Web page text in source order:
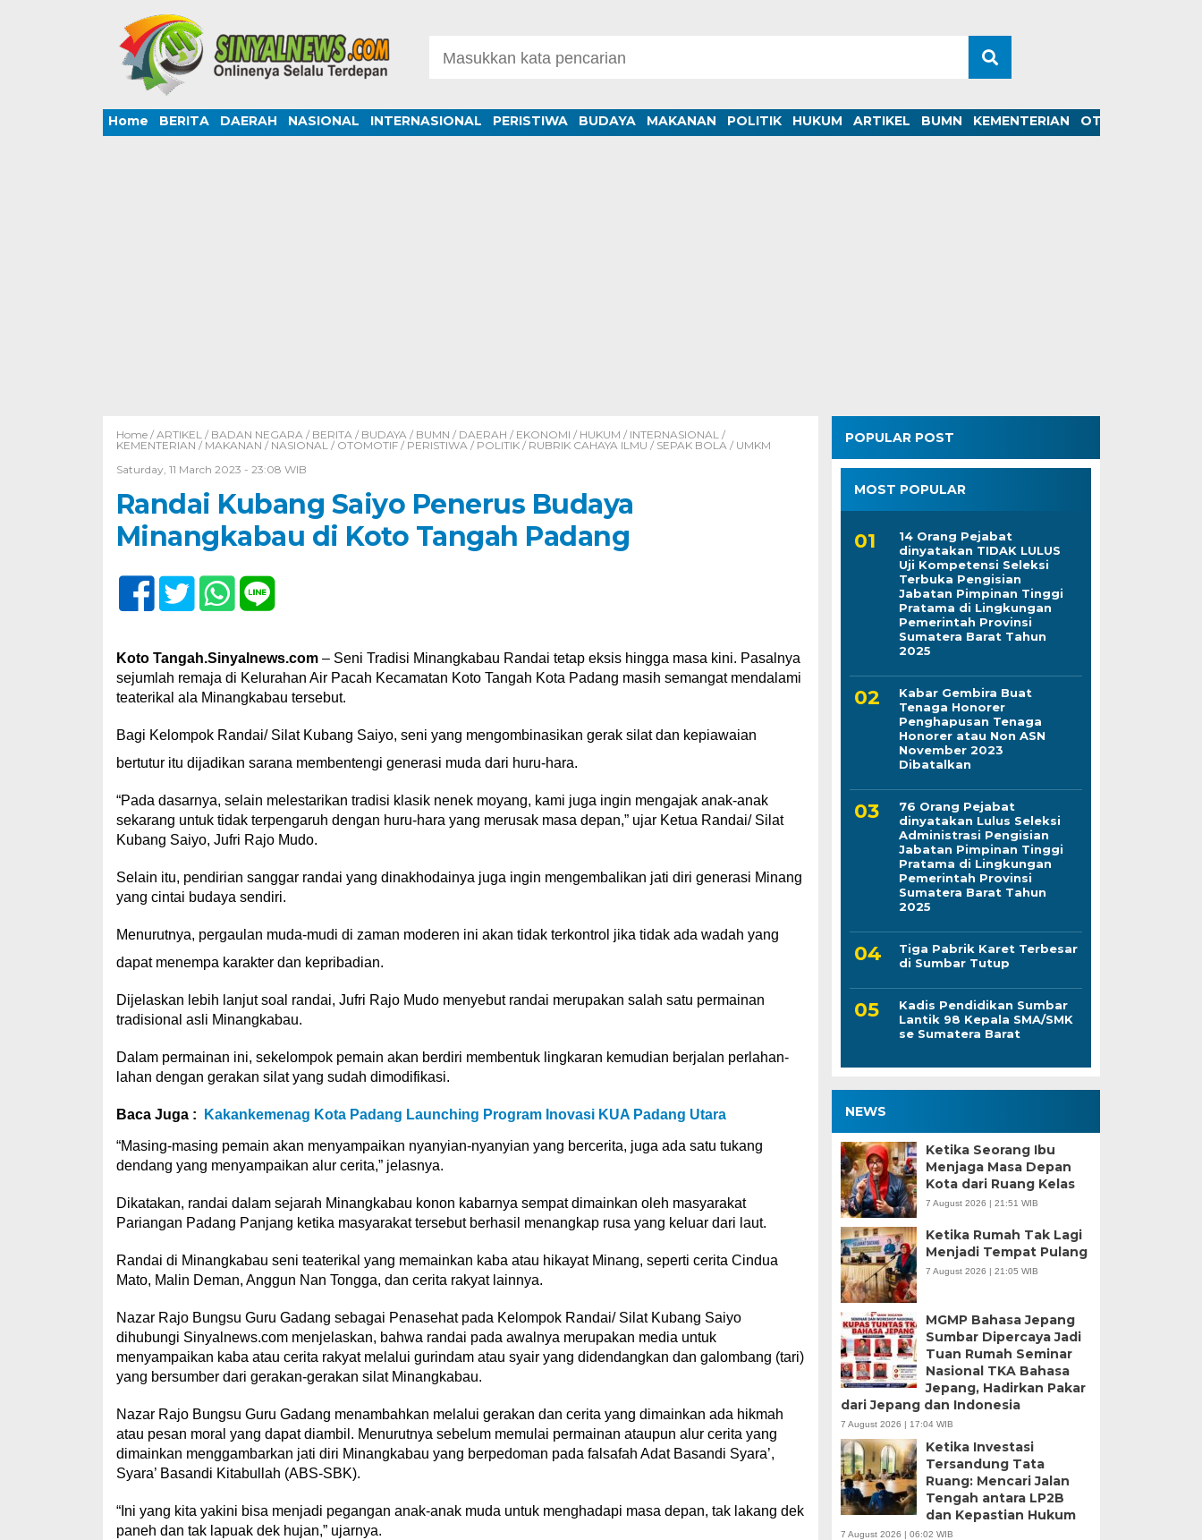
Home BERITA DAERAH NASIONAL INTERNASIONAL PERISTIWA BUDAYA MAKANAN POLITIK HUKUM ARTIKEL BUMN KEMENTERIAN OTOMOTIF
Home / ARTIKEL/ BADAN NEGARA/ BERITA/ BUDAYA/ BUMN / DAERAH / EKONOMI / HUKUM / INTERNASIONAL/
KEMENTERIAN / MAKANAN / NASIONAL/ OTOMOTIF/ PERISTIWA/ POLITIK/ RUBRIK CAHAYA ILMU / SEPAK BOLA/ UMKM
Saturday, 11 March 2023 - 23:08 WIB
Randai Kubang Saiyo Penerus Budaya
Minangkabau di Koto Tangah Padang
Koto Tangah.Sinyalnews.com– Seni Tradisi Minangkabau Randai tetap eksis hingga masa kini. Pasalnya
sejumlah remaja di Kelurahan Air Pacah Kecamatan Koto Tangah Kota Padang masih semangat mendalami
teaterikal ala Minangkabau tersebut.
Bagi Kelompok Randai/ Silat Kubang Saiyo, seni yang mengombinasikan gerak silat dan kepiawaian
bertutur itu dijadikan sarana membentengi generasi muda dari huru-hara.
“Pada dasarnya, selain melestarikan tradisi klasik nenek moyang, kami juga ingin mengajak anak-anak
sekarang untuk tidak terpengaruh dengan huru-hara yang merusak masa depan,” ujar Ketua Randai/ Silat
Kubang Saiyo, Jufri Rajo Mudo.
Selain itu, pendirian sanggar randai yang dinakhodainya juga ingin mengembalikan jati diri generasi Minang
yang cintai budaya sendiri.
Menurutnya, pergaulan muda-mudi di zaman moderen ini akan tidak terkontrol jika tidak ada wadah yang
dapat menempa karakter dan kepribadian.
Dijelaskan lebih lanjut soal randai, Jufri Rajo Mudo menyebut randai merupakan salah satu permainan
tradisional asli Minangkabau.
Dalam permainan ini, sekelompok pemain akan berdiri membentuk lingkaran kemudian berjalan perlahan-
lahan dengan gerakan silat yang sudah dimodifikasi.
Baca Juga : Kakankemenag Kota Padang Launching Program Inovasi KUA Padang Utara
“Masing-masing pemain akan menyampaikan nyanyian-nyanyian yang bercerita, juga ada satu tukang
dendang yang menyampaikan alur cerita,” jelasnya.
Dikatakan, randai dalam sejarah Minangkabau konon kabarnya sempat dimainkan oleh masyarakat
Pariangan Padang Panjang ketika masyarakat tersebut berhasil menangkap rusa yang keluar dari laut.
Randai di Minangkabau seni teaterikal yang memainkan kaba atau hikayat Minang, seperti cerita Cindua
Mato, Malin Deman, Anggun Nan Tongga, dan cerita rakyat lainnya.
Nazar Rajo Bungsu Guru Gadang sebagai Penasehat pada Kelompok Randai/ Silat Kubang Saiyo
dihubungi Sinyalnews.com menjelaskan, bahwa randai pada awalnya merupakan media untuk
menyampaikan kaba atau cerita rakyat melalui gurindam atau syair yang didendangkan dan galombang (tari)
yang bersumber dari gerakan-gerakan silat Minangkabau.
Nazar Rajo Bungsu Guru Gadang menambahkan melalui gerakan dan cerita yang dimainkan ada hikmah
atau pesan moral yang dapat diambil. Menurutnya sebelum memulai permainan ataupun alur cerita yang
dimainkan menggambarkan jati diri Minangkabau yang berpedoman pada falsafah Adat Basandi Syara’,
Syara’ Basandi Kitabullah (ABS-SBK).
“Ini yang kita yakini bisa menjadi pegangan anak-anak muda untuk menghadapi masa depan, tak lakang dek
paneh dan tak lapuak dek hujan,” ujarnya.
POPULAR POST
MOST POPULAR
14 Orang Pejabat
dinyatakan TIDAK LULUS
Uji Kompetensi Seleksi
Terbuka Pengisian
Jabatan Pimpinan Tinggi
Pratama di Lingkungan
Pemerintah Provinsi
Sumatera Barat Tahun
2025
Kabar Gembira Buat
Tenaga Honorer
Penghapusan Tenaga
Honorer atau Non ASN
November 2023
Dibatalkan
76 Orang Pejabat
dinyatakan Lulus Seleksi
Administrasi Pengisian
Jabatan Pimpinan Tinggi
Pratama di Lingkungan
Pemerintah Provinsi
Sumatera Barat Tahun
2025
Tiga Pabrik Karet Terbesar
di Sumbar Tutup
Kadis Pendidikan Sumbar
Lantik 98 Kepala SMA/SMK
se Sumatera Barat
NEWS
Ketika Seorang Ibu
Menjaga Masa Depan
Kota dari Ruang Kelas
7 August 2026 | 21:51 WIB
Ketika Rumah Tak Lagi
Menjadi Tempat Pulang
7 August 2026 | 21:05 WIB
MGMP Bahasa Jepang
Sumbar Dipercaya Jadi
Tuan Rumah Seminar
Nasional TKA Bahasa
Jepang, Hadirkan Pakar
dari Jepang dan Indonesia
7 August 2026 | 17:04 WIB
Ketika Investasi
Tersandung Tata
Ruang: Mencari Jalan
Tengah antara LP2B
dan Kepastian Hukum
7 August 2026 | 06:02 WIB